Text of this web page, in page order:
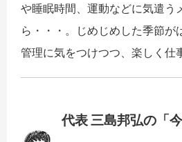
や睡眠時間、運動などに気遣う
ら・・・。じめじめした季節が
管理に気をつけつつ、楽しく仕
代表 三島邦弘の「